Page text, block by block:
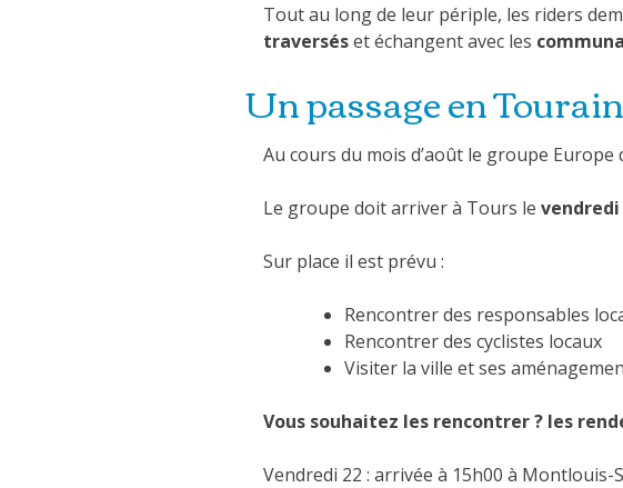
Tout au long de leur périple, les riders
traverséset échangent avec les
Un passage en
Au cours du mois d’août le groupe
Le groupe doit arriver à Tours le
Sur place il est prévu :
Rencontrer des responsables
Rencontrer des cyclistes locaux
Visiter la ville et ses
Vous souhaitez les rencontrer ? les
Vendredi 22 : arrivée à 15h00 à Montlouis-